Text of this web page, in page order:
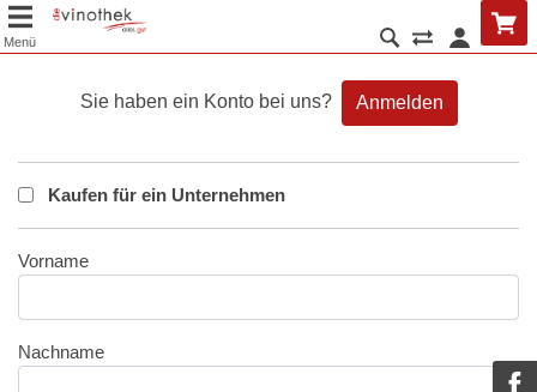
Menü
Sie haben ein Konto bei uns? Anmelden
Kaufen für ein Unternehmen
Vorname
Nachname